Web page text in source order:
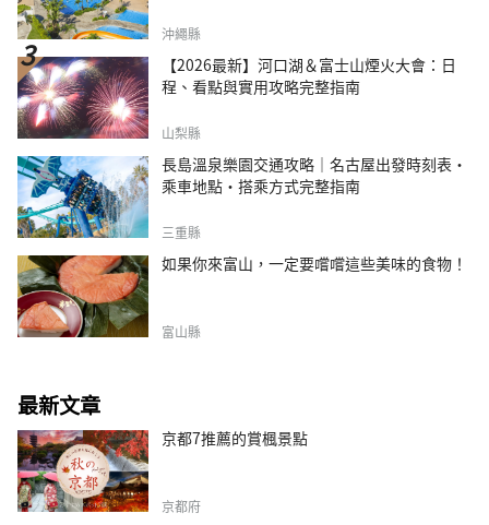
沖繩縣
【2026最新】河口湖＆富士山煙火大會：日
程、看點與實用攻略完整指南
山梨縣
長島溫泉樂園交通攻略｜名古屋出發時刻表・
乘車地點・搭乘方式完整指南
三重縣
如果你來富山，一定要嚐嚐這些美味的食物！
富山縣
最新文章
京都7推薦的賞楓景點
京都府